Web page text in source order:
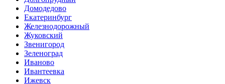
Домодедово
Екатеринбург
Железнодорожный
Жуковский
Звенигород
Зеленоград
Иваново
Ивантеевка
Ижевск